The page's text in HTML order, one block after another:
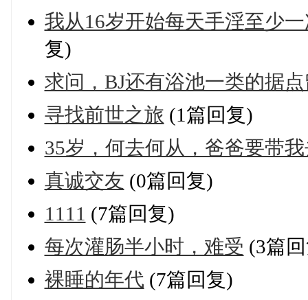
我从16岁开始每天手淫至少
复)
求问，BJ还有浴池一类的据
寻找前世之旅 (1篇回复)
35岁，何去何从，爸爸要带
真诚交友 (0篇回复)
1111 (7篇回复)
每次灌肠半小时，难受 (3篇
裸睡的年代 (7篇回复)